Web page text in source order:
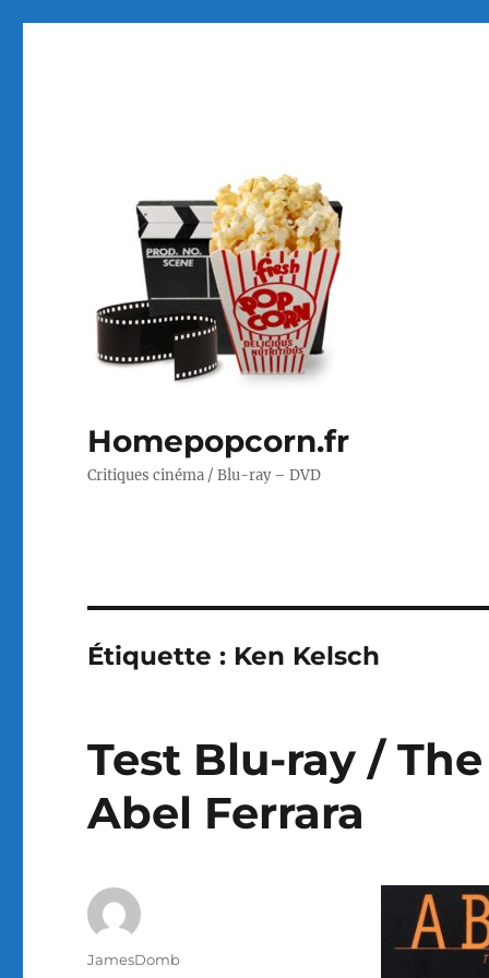
Homepopcorn.fr
Critiques cinéma / Blu-ray – DVD
Étiquette : Ken Kelsch
Test Blu-ray /
Abel Ferrara
Auteur
JamesDomb